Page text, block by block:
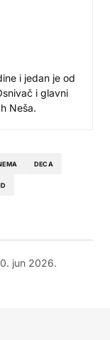
i jedan je od
i glavni
Neša.
DECA
jun 2026.